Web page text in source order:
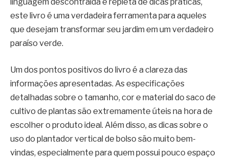
este livro é uma verdadeira ferramenta para aqueles
que desejam transformar seu jardim em um verdadeiro
paraíso verde.
Um dos pontos positivos do livro é a clareza das
informações apresentadas. As especificações
detalhadas sobre o tamanho, cor e material do saco de
cultivo de plantas são extremamente úteis na hora de
escolher o produto ideal. Além disso, as dicas sobre o
uso do plantador vertical de bolso são muito bem-
vindas, especialmente para quem possui pouco espaço